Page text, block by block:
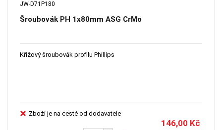
JW-D71P180
Šroubovák PH 1x80mm ASG CrMo
Křížový šroubovák profilu Phillips
Zboží je na cestě od dodavatele
146,00 Kč